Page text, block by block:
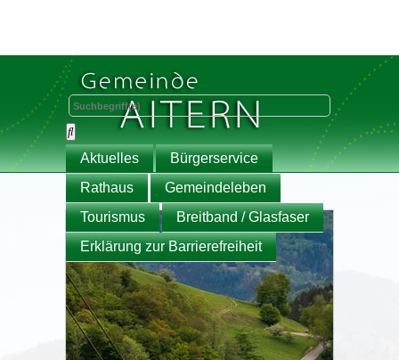
Aktuelles
Bürgerservice
Rathaus
Gemeindeleben
Tourismus
Breitband / Glasfaser
Erklärung zur Barrierefreiheit